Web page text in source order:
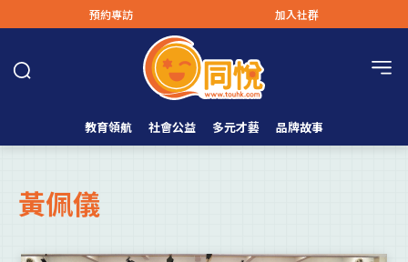
預約專訪 加入社群
教育領航 社會公益 多元才藝 品牌故事
黃佩儀